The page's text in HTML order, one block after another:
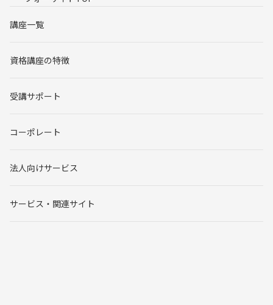
講座一覧
資格講座の特徴
受講サポート
コーポレート
法人向けサービス
サービス・関連サイト